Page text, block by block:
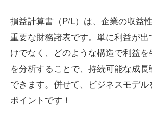
損益計算書（P/L）は、企業の収益
重要な財務諸表です。単に利益が
けでなく、どのような構造で利益
を分析することで、持続可能な成
できます。併せて、ビジネスモデ
ポイントです！